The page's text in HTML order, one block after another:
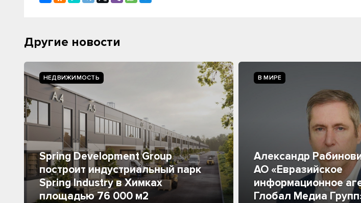
Другие новости
НЕДВИЖИМОСТЬ
Spring Development Group
построит индустриальный парк
Spring Industry в Химках
площадью 76 000 м2
В МИРЕ
Александр
АО «Евразийское
информационное
Глобал Медиа